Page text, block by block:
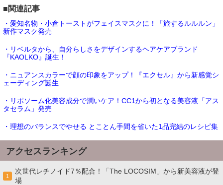
■関連記事
・愛知名物・小倉トーストがフェイスマスクに！「旅するルルルン」
新作マスク発売
・リベルタから、自分らしさをデザインするヘアケアブランド
『KAOLKO』誕生！
・ニュアンスカラーで顔の印象をアップ！『エクセル』から新感覚シ
ェーディング誕生
・リポソーム化美容成分で潤いケア！CC1から初となる美容液「アス
タセラム」発売
・理想のバランスでやせる とことん手間を省いた1品完結のレシピ集
アクセスランキング
1
次世代レチノイド7％配合！「The LOCOSIM」から新美容液が登
場